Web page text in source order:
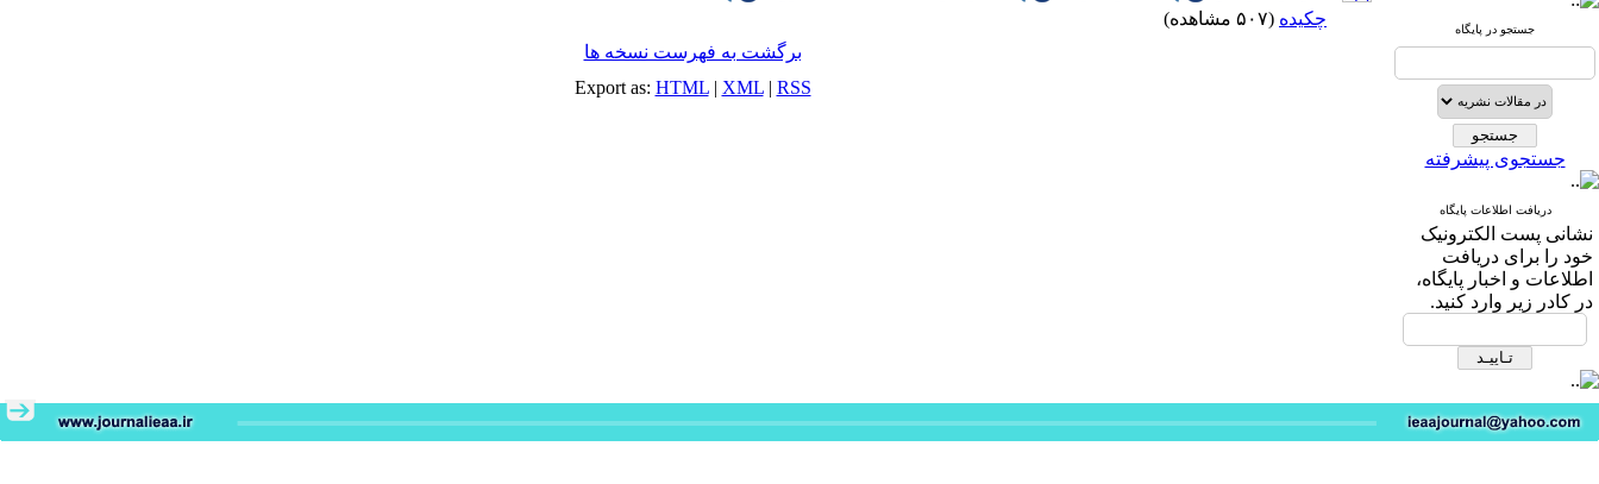
جستجو در پایگاه
جستجوی پیشرفته
دریافت اطلاعات پایگاه
نشانی پست الکترونیک
خود را برای دریافت
اطلاعات و اخبار پایگاه،
در کادر زیر وارد کنید.
چکیده (۵۰۷ مشاهده)
برگشت به فهرست نسخه ها
Export as: HTML| XML| RSS